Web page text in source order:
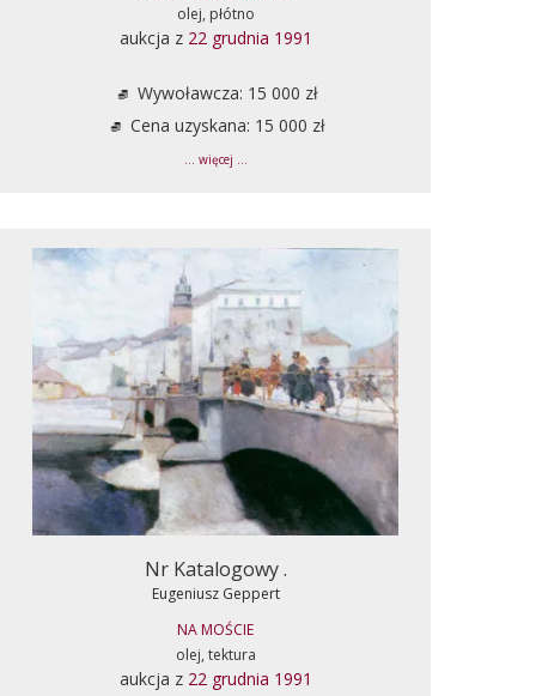
olej, płótno
aukcja z 22 grudnia 1991
Wywoławcza: 15 000 zł
Cena uzyskana: 15 000 zł
... więcej ...
Nr Katalogowy .
Eugeniusz Geppert
NA MOŚCIE
olej, tektura
aukcja z 22 grudnia 1991